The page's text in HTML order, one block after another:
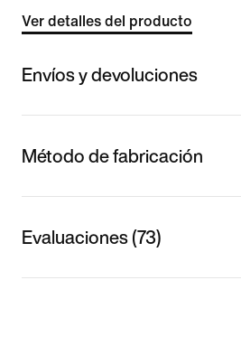
Ver detalles del producto
Envíos y devoluciones
Método de fabricación
Evaluaciones (73)